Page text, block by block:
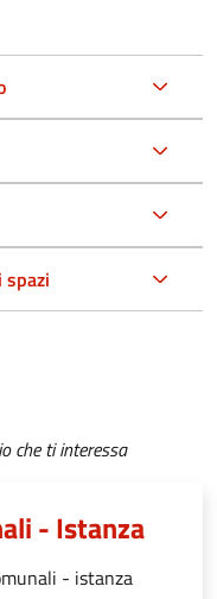
spazi
che ti interessa
- Istanza
- istanza